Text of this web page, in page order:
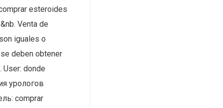
esteroides
Venta de
iguales o
deben obtener
User: donde
урологов
comprar